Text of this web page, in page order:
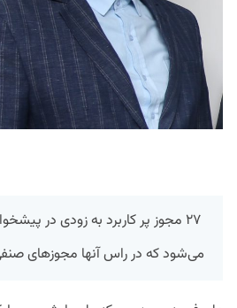
۲۷ مجوز پر کاربرد به زودی در
می‌شود که در راس آنها مجوزهای صنفی